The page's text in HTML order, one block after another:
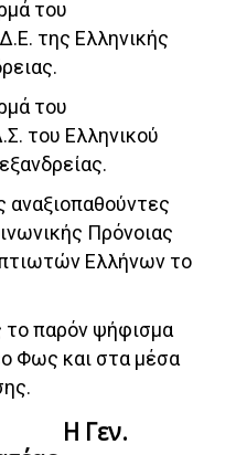
του
της Ελληνικής
του
του Ελληνικού
αναξιοπαθούντες
Πρόνοιας
Ελλήνων το
το παρόν ψήφισμα
Φως και στα μέσα
Η Γεν.